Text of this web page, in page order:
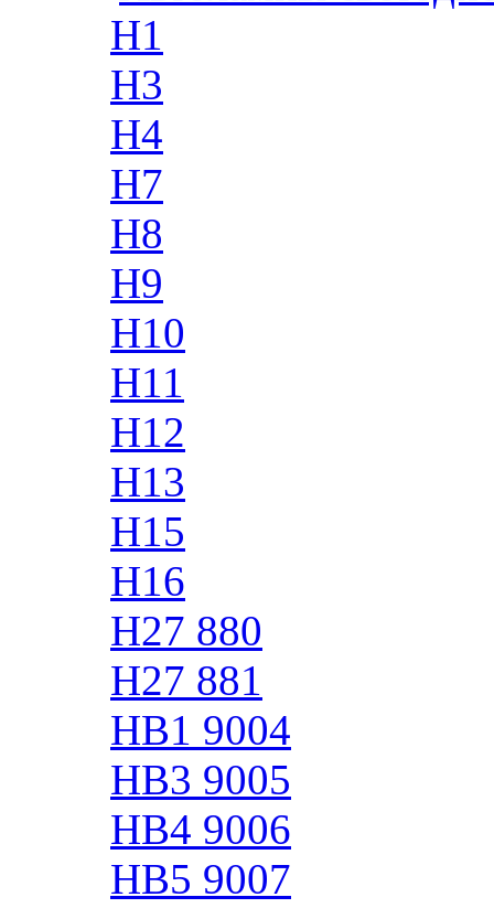
H1
H3
H4
H7
H8
H9
H10
H11
H12
H13
H15
H16
H27 880
H27 881
HB1 9004
HB3 9005
HB4 9006
HB5 9007